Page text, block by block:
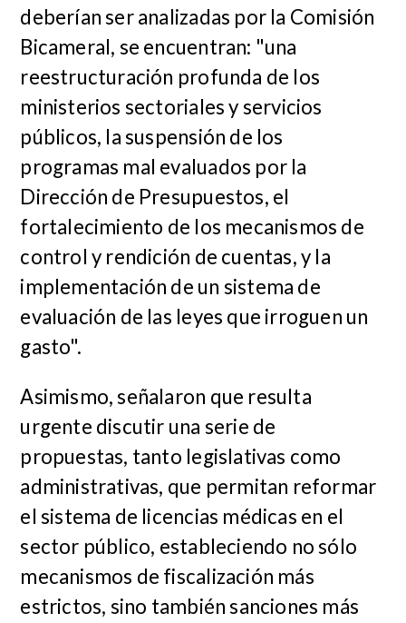
deberían ser analizadas por la Comisión
Bicameral, se encuentran: "una
reestructuración profunda de los
ministerios sectoriales y servicios
públicos, la suspensión de los
programas mal evaluados por la
Dirección de Presupuestos, el
fortalecimiento de los mecanismos de
control y rendición de cuentas, y la
implementación de un sistema de
evaluación de las leyes que irroguen un
gasto".
Asimismo, señalaron que resulta
urgente discutir una serie de
propuestas, tanto legislativas como
administrativas, que permitan reformar
el sistema de licencias médicas en el
sector público, estableciendo no sólo
mecanismos de fiscalización más
estrictos, sino también sanciones más